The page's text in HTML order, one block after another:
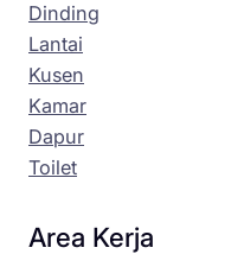
Dinding
Lantai
Kusen
Kamar
Dapur
Toilet
Area Kerja